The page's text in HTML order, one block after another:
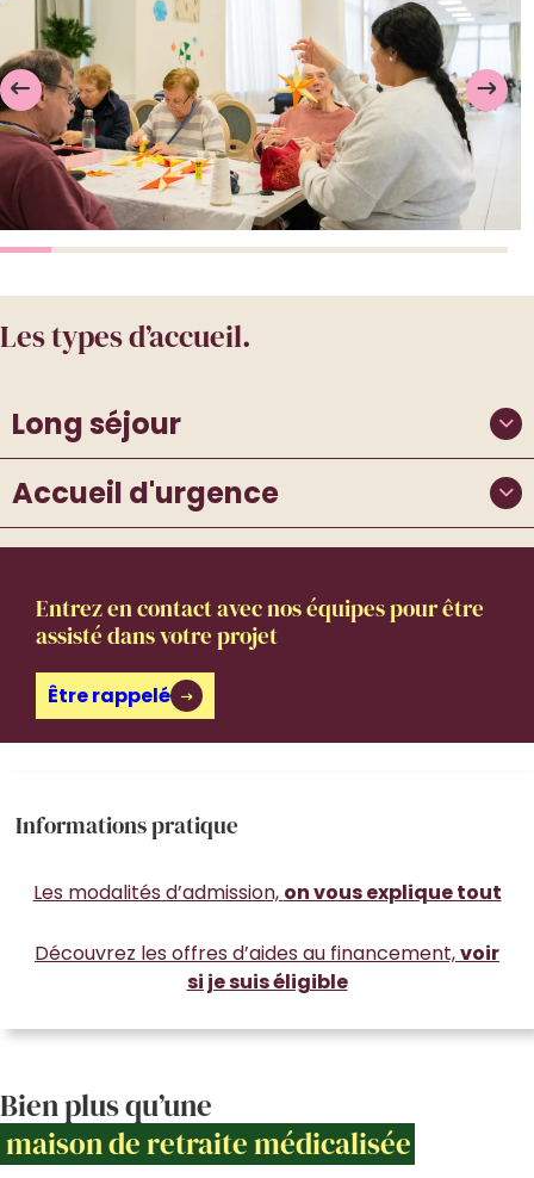
Les types d’accueil.
Long séjour
Accueil d'urgence
Entrez en contact avec nos équipes pour être
assisté dans votre projet
Être rappelé
Informations pratique
Les modalités d’admission, on vous explique tout
Découvrez les offres d’aides au financement,voir
si je suis éligible
Bien plus qu’une
maison de retraite médicalisée